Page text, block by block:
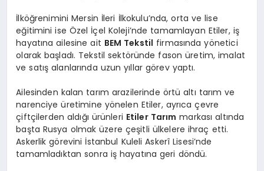
İlköğrenimini Mersin İleri İlkokulu’nda, orta ve lise
eğitimini ise Özel İçel Koleji’nde tamamlayan Etiler, iş
hayatına ailesine ait BEM Tekstil firmasında yönetici
olarak başladı. Tekstil sektöründe fason üretim, imalat
ve satış alanlarında uzun yıllar görev yaptı.
Ailesinden kalan tarım arazilerinde örtü altı tarım ve
narenciye üretimine yönelen Etiler, ayrıca çevre
çiftçilerden aldığı ürünleri Etiler Tarım markası altında
başta Rusya olmak üzere çeşitli ülkelere ihraç etti.
Askerlik görevini İstanbul Kuleli Askerî Lisesi’nde
tamamladıktan sonra iş hayatına geri döndü.